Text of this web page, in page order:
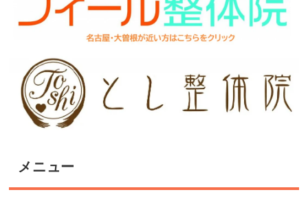
メニュー